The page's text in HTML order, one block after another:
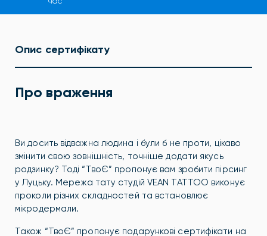
Опис сертифікату
Про враження
Ви досить відважна людина і були б не проти, цікаво
змінити свою зовнішність, точніше додати якусь
родзинку? Тоді “ТвоЄ” пропонує вам зробити пірсинг
у Луцьку. Мережа тату студій VEAN TATTOO виконує
проколи різних складностей та встановлює
мікродермали.
Також “ТвоЄ” пропонує подарункові сертифікати на